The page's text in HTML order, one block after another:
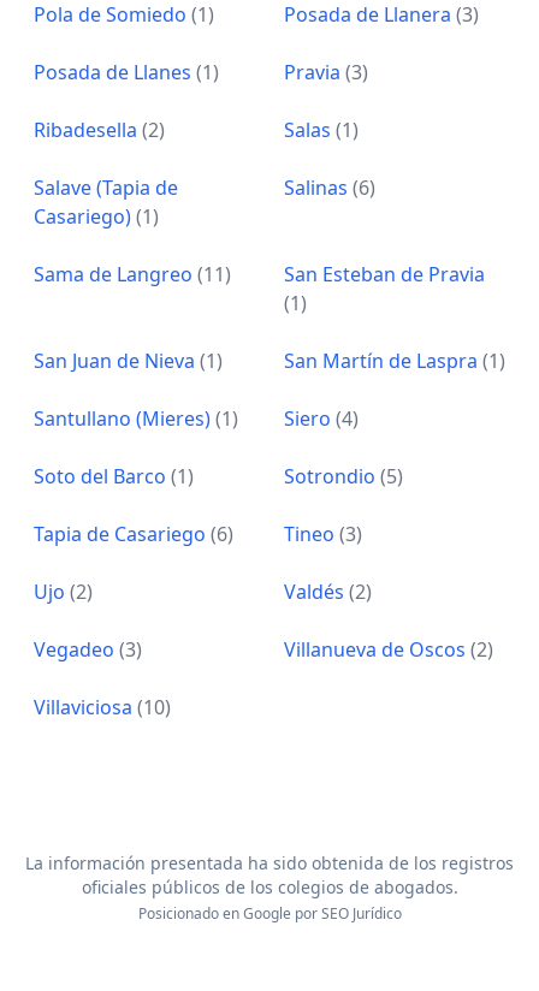
Pola de Somiedo (1) Posada de Llanera (3)
Posada de Llanes (1) Pravia (3)
Ribadesella (2) Salas (1)
Salave (Tapia de
Casariego)(1)
Salinas (6)
Sama de Langreo (11)
San Esteban de Pravia
(1)
San Juan de Nieva (1) San Martín de Laspra (1)
Santullano (Mieres)(1) Siero (4)
Soto del Barco (1) Sotrondio (5)
Tapia de Casariego (6) Tineo (3)
Ujo (2) Valdés (2)
Vegadeo (3) Villanueva de Oscos (2)
Villaviciosa (10)
La información presentada ha sido obtenida de los registros
oficiales públicos de los colegios de abogados.
Posicionado en Google porSEO Jurídico